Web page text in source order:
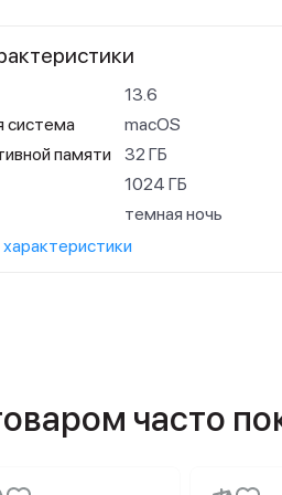
13.6
система
macOS
памяти
32 ГБ
1024 ГБ
темная ночь
часто